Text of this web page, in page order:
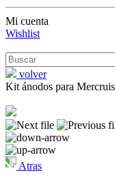
Mi cuenta
Wishlist
volver
Kit ánodos para
Atras